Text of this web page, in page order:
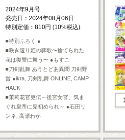
2024年9月号
発売日：2024年08月06日
特別定価：810円 (10%税込)
■特別ふろく ●
■咲き還り姫の葬歌〜捨てられた
花は復讐に舞う〜 ●もすこ
■刀剣乱舞 あうとどあ異聞 刀剣野
営 ●ikra, 刀剣乱舞 ONLINE, CAMP
HACK
■茉莉花官吏伝～後宮女官、気ま
ぐれ皇帝に見初められ～ ●石田リ
ンネ, 高瀬わか